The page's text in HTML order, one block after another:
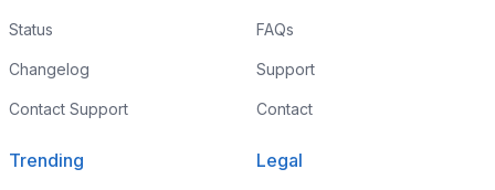
Status
Changelog
Contact Support
FAQs
Support
Contact
Trending Legal